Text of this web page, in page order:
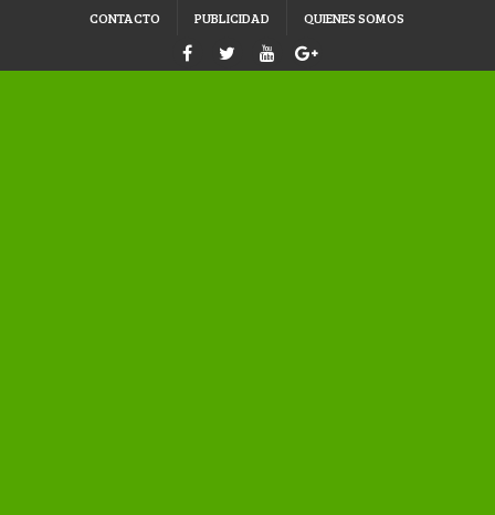
CONTACTO PUBLICIDAD QUIENES SOMOS